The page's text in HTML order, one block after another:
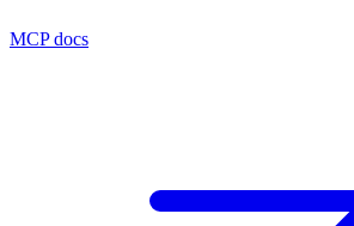
MCP docs